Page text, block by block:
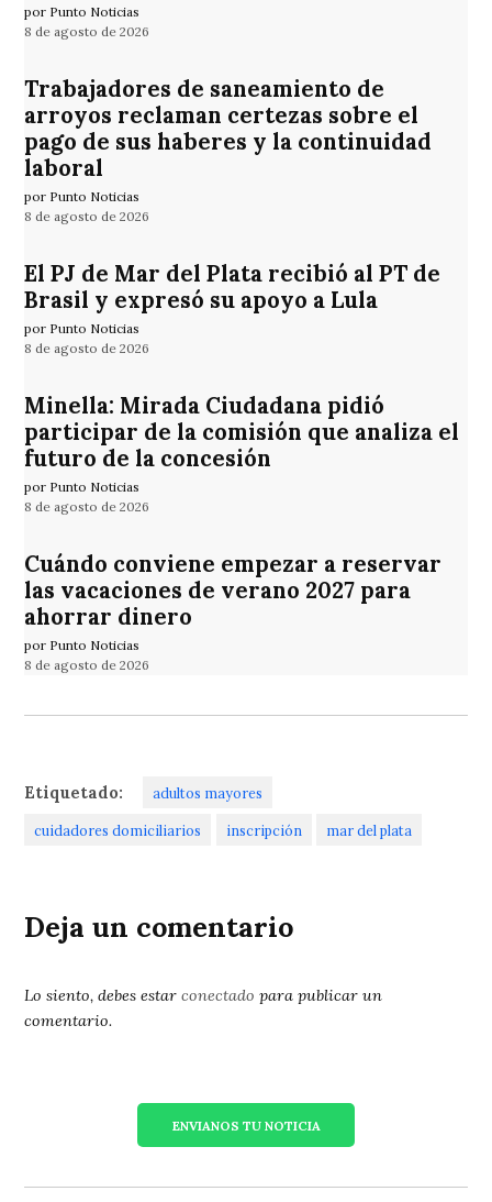
por Punto Noticias
8 de agosto de 2026
Trabajadores de saneamiento de
arroyos reclaman certezas sobre el
pago de sus haberes y la continuidad
laboral
por Punto Noticias
8 de agosto de 2026
El PJ de Mar del Plata recibió al PT de
Brasil y expresó su apoyo a Lula
por Punto Noticias
8 de agosto de 2026
Minella: Mirada Ciudadana pidió
participar de la comisión que analiza el
futuro de la concesión
por Punto Noticias
8 de agosto de 2026
Cuándo conviene empezar a reservar
las vacaciones de verano 2027 para
ahorrar dinero
por Punto Noticias
8 de agosto de 2026
Etiquetado: adultos mayores
cuidadores domiciliarios inscripción mar del plata
Deja un comentario
Lo siento, debes estarconectado para publicar un
comentario.
ENVIANOS TU NOTICIA